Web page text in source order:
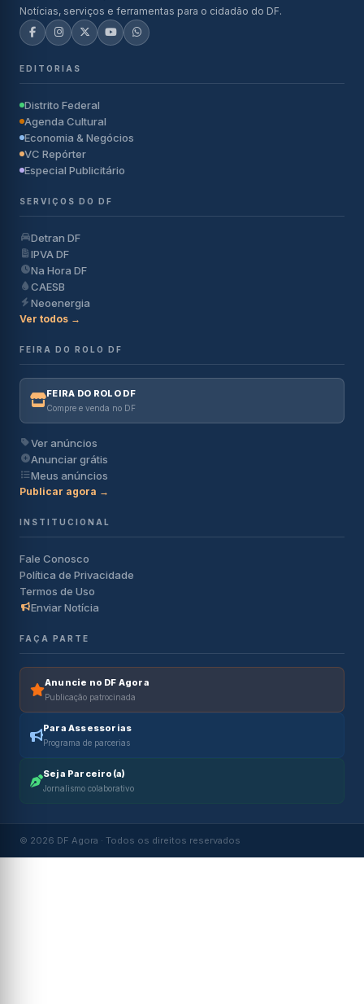
Notícias, serviços e ferramentas para o cidadão do DF.
EDITORIAS
Distrito Federal
Agenda Cultural
Economia & Negócios
VC Repórter
Especial Publicitário
SERVIÇOS DO DF
Detran DF
IPVA DF
Na Hora DF
CAESB
Neoenergia
Ver todos →
FEIRA DO ROLO DF
FEIRA DO ROLO DF
Compre e venda no DF
Ver anúncios
Anunciar grátis
Meus anúncios
Publicar agora →
INSTITUCIONAL
Fale Conosco
Política de Privacidade
Termos de Uso
Enviar Notícia
FAÇA PARTE
Anuncie no DF Agora
Publicação patrocinada
Para Assessorias
Programa de parcerias
Seja Parceiro(a)
Jornalismo colaborativo
© 2026 DF Agora · Todos os direitos reservados